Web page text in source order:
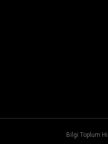
Bilgi Toplum